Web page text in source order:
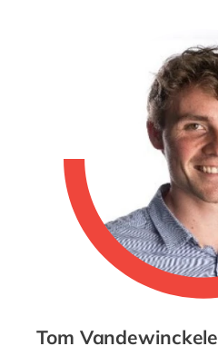
Tom Vandewinckele